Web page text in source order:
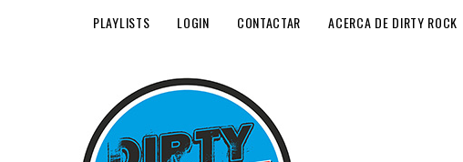
PLAYLISTS LOGIN CONTACTAR ACERCA DE DIRTY ROCK